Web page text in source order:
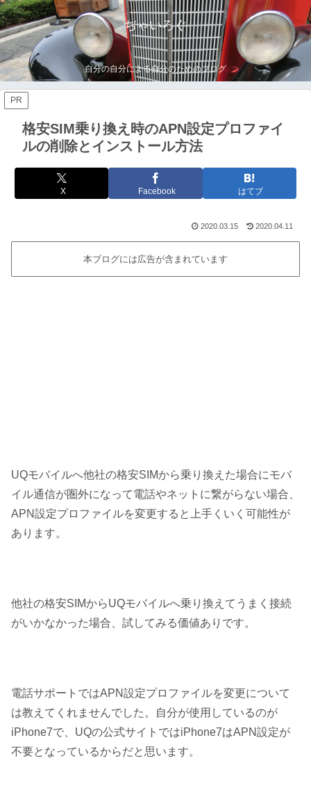
ぢゃいろぐ
自分の自分による自分のためのブログ
PR
格安SIM乗り換え時のAPN設定プロファイ
ルの削除とインストール方法
X Facebook はてブ
2020.03.15 2020.04.11
本ブログには広告が含まれています
UQモバイルへ他社の格安SIMから乗り換えた場合にモバ
イル通信が圏外になって電話やネットに繋がらない場合、
APN設定プロファイルを変更すると上手くいく可能性が
あります。
他社の格安SIMからUQモバイルへ乗り換えてうまく接続
がいかなかった場合、試してみる価値ありです。
電話サポートではAPN設定プロファイルを変更について
は教えてくれませんでした。自分が使用しているのが
iPhone7で、UQの公式サイトではiPhone7はAPN設定が
不要となっているからだと思います。